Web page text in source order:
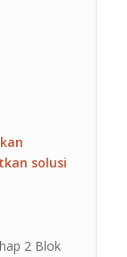
solusi
2 Blok